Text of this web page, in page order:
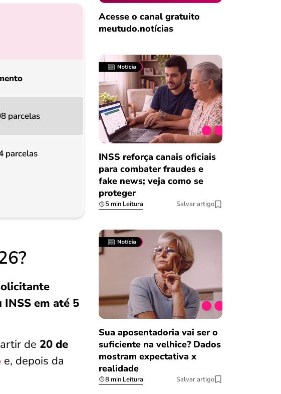
parcelas
parcelas
em até 5
de 20 de
e, depois da
Acesse o canal gratuito
meutudo.notícias
INSS reforça canais oficiais
para combater fraudes e
fake news; veja como se
proteger
5 min Leitura Salvar artigo
Sua aposentadoria vai ser o
suficiente na velhice? Dados
mostram expectativa x
realidade
8 min Leitura Salvar artigo